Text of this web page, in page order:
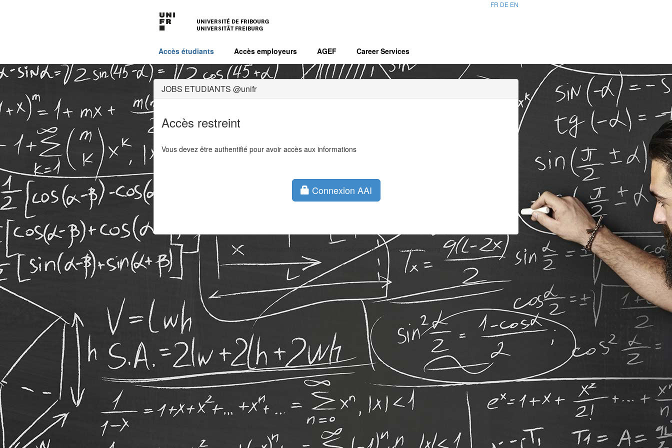
FR DE EN
Accès étudiants Accès employeurs AGEF Career Services
JOBS ETUDIANTS @unifr
Accès restreint
Vous devez être authentifié pour avoir accès aux informations
Connexion AAI
Un service offert par l'AGEF et les Career Services de l'Université de Fribourg